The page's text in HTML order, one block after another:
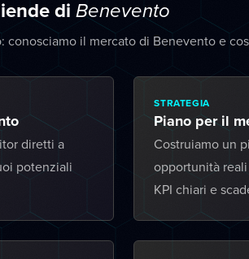
di Benevento
conosciamo il mercato di Benevento e
diretti a
potenziali
STRATEGIA
Piano per il
Costruiamo un
opportunità
KPI chiari e